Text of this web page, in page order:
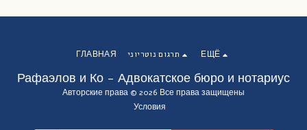
Рафаэлов и Ко - Адвокатское бюро и нотариус
Авторские права © 2026 Все права защищены
Условия
ГЛАВНАЯ תרגום נוטריוני ЕЩЁ